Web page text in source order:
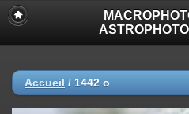
Accueil / 1442 o